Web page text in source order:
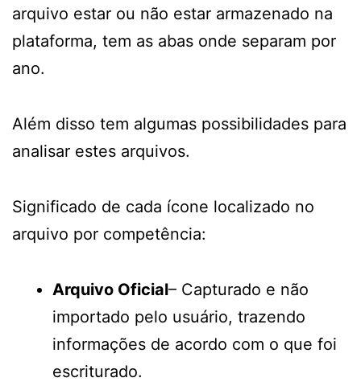
arquivo estar ou não estar armazenado na
plataforma, tem as abas onde separam por
ano.
Além disso tem algumas possibilidades para
analisar estes arquivos.
Significado de cada ícone localizado no
arquivo por competência:
Arquivo Oficial– Capturado e não
importado pelo usuário, trazendo
informações de acordo com o que foi
escriturado.